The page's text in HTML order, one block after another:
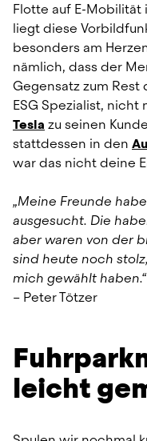
Flotte auf E-Mobilität
liegt diese
besonders am
nämlich, dass der
Gegensatz zum Rest
ESG Spezialist, nicht
Tesla zu seinen
stattdessen in den
war das nicht deine
„Meine Freunde
ausgesucht. Die
aber waren von der
sind heute noch
mich gewählt haben.“
– Peter Tötzer
leicht